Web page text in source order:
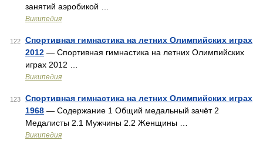
занятий аэробикой …
Википедия
122
Спортивная гимнастика на летних Олимпийских играх
2012 — Спортивная гимнастика на летних Олимпийских
играх 2012 …
Википедия
123
Спортивная гимнастика на летних Олимпийских играх
1968 — Содержание 1 Общий медальный зачёт 2
Медалисты 2.1 Мужчины 2.2 Женщины …
Википедия